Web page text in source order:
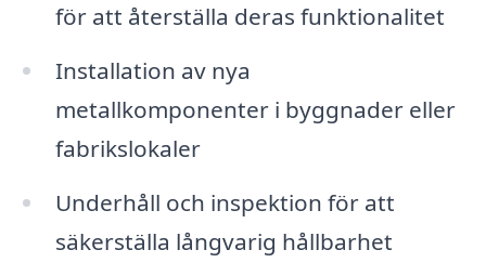
för att återställa deras funktionalitet
Installation av nya
metallkomponenter i byggnader eller
fabrikslokaler
Underhåll och inspektion för att
säkerställa långvarig hållbarhet